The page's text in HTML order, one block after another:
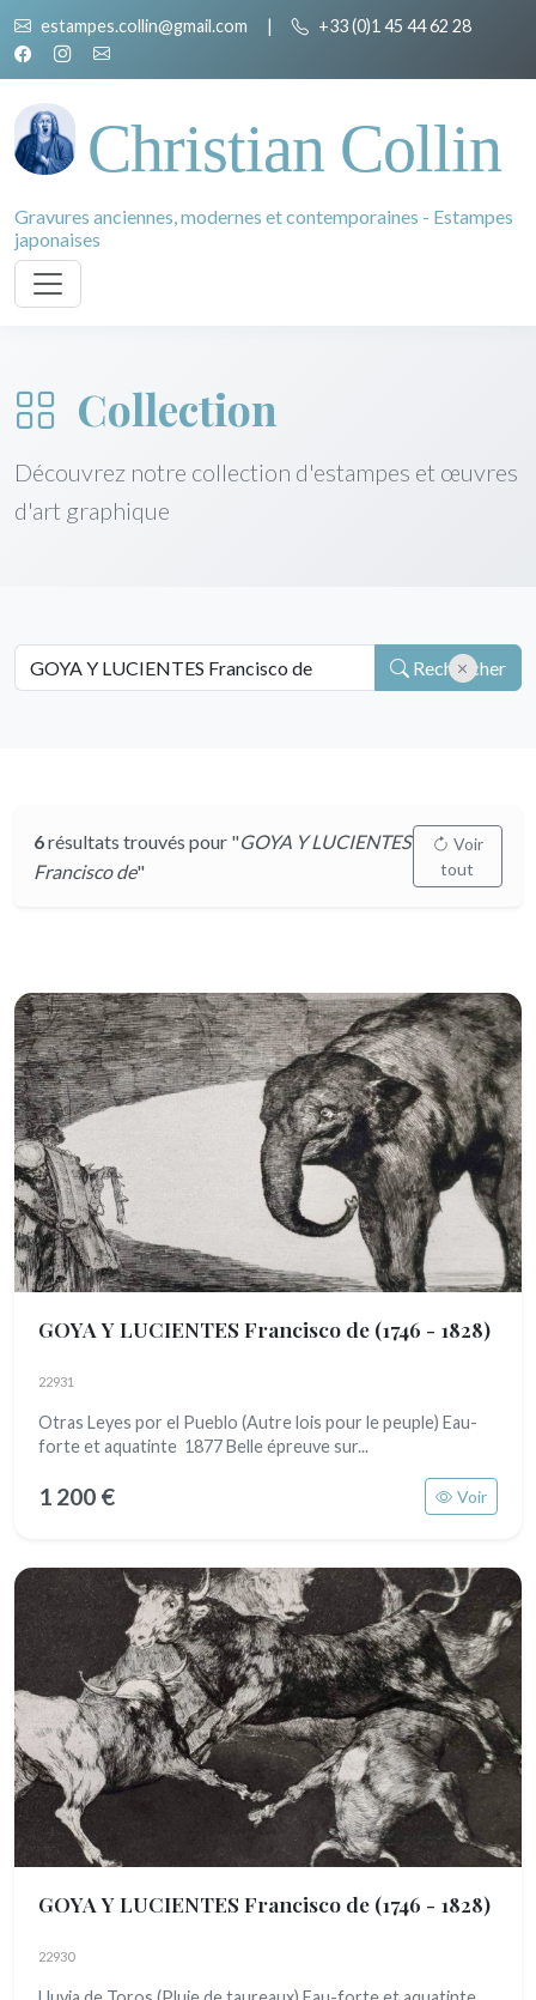
estampes.collin@gmail.com | +33 (0)1 45 44 62 28
Christian Collin
Gravures anciennes, modernes et contemporaines - Estampes
japonaises
Collection
Découvrez notre collection d'estampes et œuvres
d'art graphique
Rechercher
6résultats trouvés pour "GOYA Y LUCIENTES
Francisco de"
Voir
tout
GOYA Y LUCIENTES Francisco de (1746 - 1828)
22931
Otras Leyes por el Pueblo (Autre lois pour le peuple) Eau-
forte et aquatinte 1877 Belle épreuve sur...
1 200 € Voir
GOYA Y LUCIENTES Francisco de (1746 - 1828)
22930